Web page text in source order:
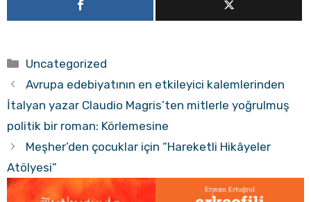
Kategoriler
Uncategorized
Avrupa edebiyatının en etkileyici kalemlerinden
İtalyan yazar Claudio Magris’ten mitlerle yoğrulmuş
politik bir roman: Körlemesine
Meşher’den çocuklar için “Hareketli Hikâyeler
Atölyesi”